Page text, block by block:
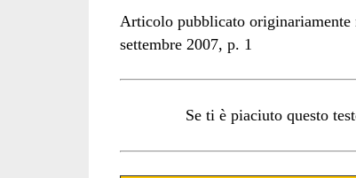
Articolo pubblicato originariamente
settembre 2007, p. 1
Se ti è piaciuto questo